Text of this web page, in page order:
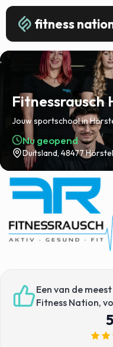
fitness
Fitnessrausch
Jouw sportschool in
Nu geopend
Duitsland, 48477
Een van de
Fitness Nation,